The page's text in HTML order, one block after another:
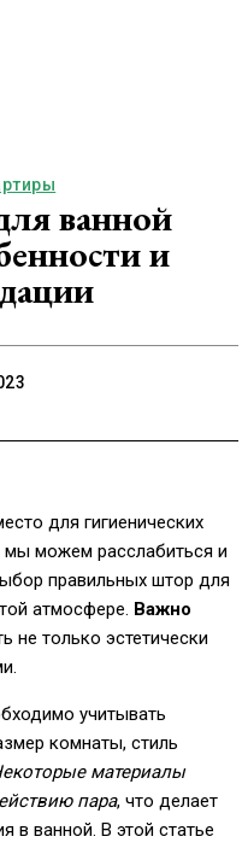
ванной
и
для гигиенических
мы можем расслабиться и
правильных штор для
атмосфере. Важно
только эстетически
учитывать
комнаты, стиль
материалы
пара, что делает
в ванной. В этой статье